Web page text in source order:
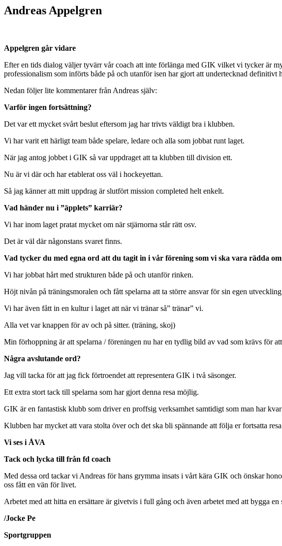
Andreas Appelgren
Appelgren går vidare
Efter en tids dialog väljer tyvärr vår coach att inte förlänga med GIK vilket vi tycker är
professionalism som införts både på och utanför isen har gjort att undertecknad definitivt
Nedan följer lite kommentarer från Andreas själv:
Varför ingen fortsättning?
Det var ett mycket svårt beslut eftersom jag har trivts väldigt bra i klubben.
Vi har varit ett härligt team både spelare, ledare och alla som jobbat runt laget.
När jag antog jobbet i GIK så var uppdraget att ta klubben till division ett.
Nu är vi där och har etablerat oss väl i hockeyettan.
Så jag känner att mitt uppdrag är slutfört mission completed helt enkelt.
Vad händer nu i ”äpplets” karriär?
Vi har inom laget pratat mycket om när stjärnorna står rätt osv.
Det är väl där någonstans svaret finns.
Vad tycker du med egna ord att du tagit in i vår förening som vi ska vara rädda
Vi har jobbat hårt med strukturen både på och utanför rinken.
Höjt nivån på träningsmoralen och fått spelarna att ta större ansvar för sin egen
Vi har även fått in en kultur i laget att när vi tränar så” tränar” vi.
Alla vet var knappen för av och på sitter. (träning, skoj)
Min förhoppning är att spelarna / föreningen nu har en tydlig bild av vad som krävs för
Några avslutande ord?
Jag vill tacka för att jag fick förtroendet att representera GIK i två säsonger.
Ett extra stort tack till spelarna som har gjort denna resa möjlig.
GIK är en fantastisk klubb som driver en proffsig verksamhet samtidigt som man har
Klubben har mycket att vara stolta över och det ska bli spännande att följa er fortsatta
Vi ses i ÅVA
Tack och lycka till från fd coach
Med dessa ord tackar vi Andreas för hans grymma insats i vårt kära GIK och önskar
oss fått en vän för livet.
Arbetet med att hitta en ersättare är givetvis i full gång och även arbetet med att bygga
/Jocke Pe
Sportgruppen